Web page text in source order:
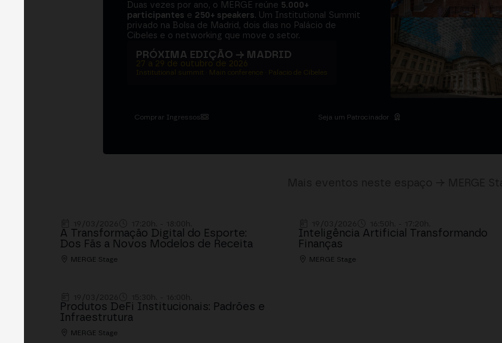
Duas vezes por ano, o MERGE reúne 5.000+
participantes e 250+ speakers. Um Institutional Summit
privado na Bolsa de Madrid, dois dias no Palácio de
Cibeles e o networking que move o setor.
PRÓXIMA EDIÇÃO → MADRID
27 a 29 de outubro de 2026
Institutional summit · Main conference · Palacio de Cibeles
Comprar Ingressos Seja um Patrocinador
A Transformação Digital do Esporte:
Dos Fãs a Novos Modelos de Receita
MERGE Stage
Inteligência Artificial Transformando
Finanças
MERGE Stage
Produtos DeFi Institucionais: Padrões e
Infraestrutura
MERGE Stage